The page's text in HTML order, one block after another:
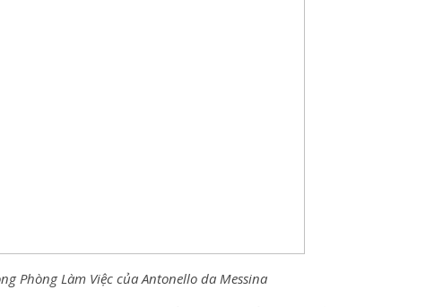
Phòng Làm Việc của Antonello da Messina